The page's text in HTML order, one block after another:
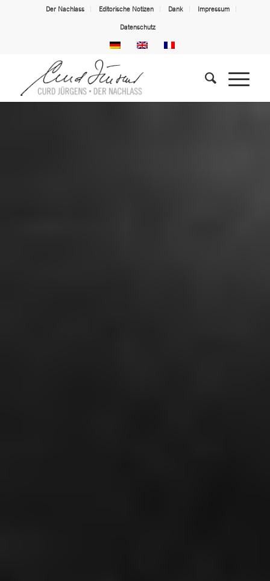
Der Nachlass Editorische Notizen Dank Impressum
Datenschutz